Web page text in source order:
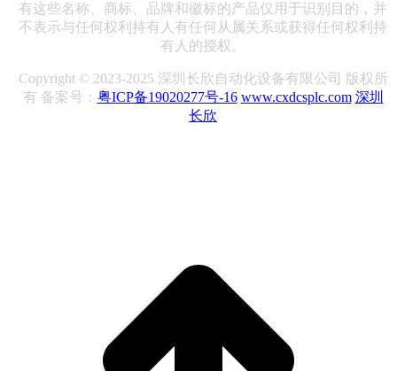
有这些名称、商标、品牌和徽标的产品仅用于识别目的，并
不表示与任何权利持有人有任何从属关系或获得任何权利持
有人的授权。
Copyright © 2023-2025 深圳长欣自动化设备有限公司 版权所
有 备案号： 粤ICP备19020277号-16 www.cxdcsplc.com 深圳
长欣